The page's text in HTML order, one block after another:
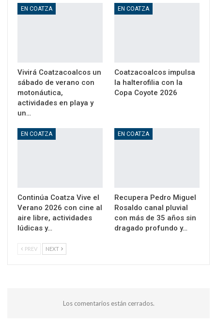
EN COATZA
Vivirá Coatzacoalcos un
sábado de verano con
motonáutica,
actividades en playa y
un…
EN COATZA
Coatzacoalcos impulsa
la halterofilia con la
Copa Coyote 2026
EN COATZA
Continúa Coatza Vive el
Verano 2026 con cine al
aire libre, actividades
lúdicas y…
EN COATZA
Recupera Pedro Miguel
Rosaldo canal pluvial
con más de 35 años sin
dragado profundo y…
PREV NEXT
Los comentarios están cerrados.